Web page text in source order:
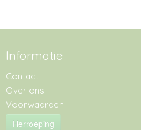
Informatie
Contact
Over ons
Voorwaarden
Herroeping